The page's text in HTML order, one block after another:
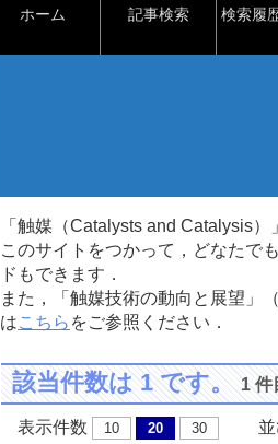
ホーム 記事検索 検索履
「触媒（Catalysts and Catalysis
このサイトをつかって，どなたで
ドもできます．
また，「触媒技術の動向と展望」
はこちら をご参照ください．
該当件数は 1 です。1 件
表示件数 10 20 30 並